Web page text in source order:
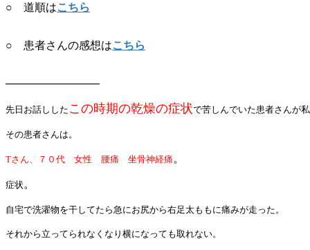
○ 道順はこちら
○ 患者さんの感想はこちら
————————–
先日お話しした この時期の乾燥の症状で苦しんでいた患者さんが
その患者さんは。
Tさん、７０代 女性 腰痛 坐骨神経痛 。
症状 。
自宅で洗濯物を干してたら急にお尻から右足太ももに痛みが走った。
それから立ってられなくなり横になっても取れない。